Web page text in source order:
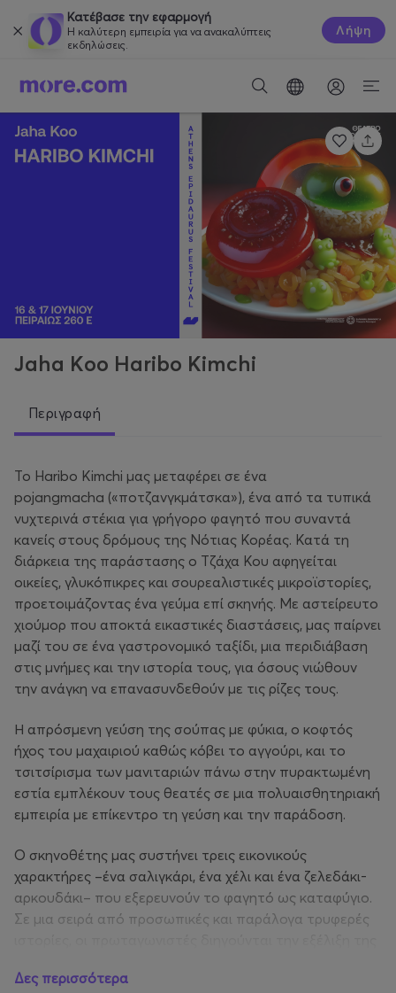
Κατέβασε την εφαρμογή
Η καλύτερη εμπειρία για να ανακαλύπτεις
εκδηλώσεις.
Λήψη
Jaha Koo Haribo Kimchi
Περιγραφή
Το Haribo Kimchi μας μεταφέρει σε ένα ​​​​
pojangmacha («ποτζανγκμάτσκα»), ένα από τα τυπικά
νυχτερινά στέκια για γρήγορο φαγητό που συναντά
κανείς στους δρόμους της Νότιας Κορέας. Κατά τη
διάρκεια της παράστασης ο Τζάχα Κου αφηγείται
οικείες, γλυκόπικρες και σουρεαλιστικές μικροϊστορίες,
προετοιμάζοντας ένα γεύμα επί σκηνής. Με αστείρευτο
χιούμορ που αποκτά εικαστικές διαστάσεις, μας παίρνει
μαζί του σε ένα γαστρονομικό ταξίδι, μια περιδιάβαση
στις μνήμες και την ιστορία ​​τους, για όσους νιώθουν
την ανάγκη να επανασυνδεθούν με τις ρίζες τους.
Η απρόσμενη γεύση της σούπας με φύκια, ο κοφτός
ήχος του μαχαιριού καθώς κόβει το αγγούρι, και το
τσιτσίρισμα των μανιταριών πάνω στην πυρακτωμένη
εστία εμπλέκουν τους θεατές σε μια πολυαισθητηριακή
εμπειρία με επίκεντρο τη γεύση και την παράδοση.
Ο σκηνοθέτης μας συστήνει τρεις εικονικούς
χαρακτήρες –ένα σαλιγκάρι, ένα χέλι και ένα ζελεδάκι-
αρκουδάκι– που εξερευνούν το φαγητό ως καταφύγιο.
Σε μια σειρά από προσωπικές και παράλογα τρυφερές
απροκάλυπτου ρατσισμού, τη ντροπή της
Δες περισσότερα